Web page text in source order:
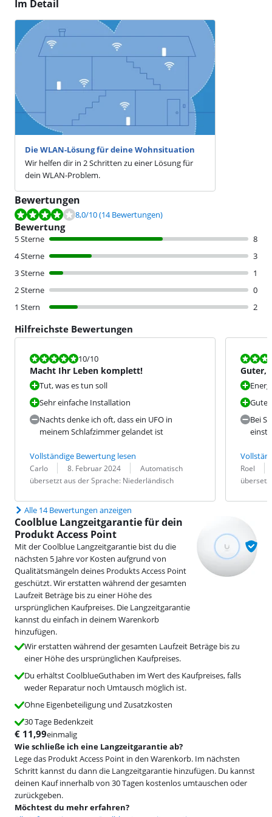
Im Detail
Die WLAN-Lösung für deine Wohnsituation
Wir helfen dir in 2 Schritten zu einer Lösung für
dein WLAN-Problem.
Bewertungen
Bewertet mit 8,0 von 10, basierend auf 14 Bewertungen.
8,0/10(14 Bewertungen)
Bewertung
5 Sterne
8
4 Sterne
3
3 Sterne
1
2 Sterne
0
1 Stern
2
Hilfreichste Bewertungen
Bewertet mit 10 von 10.
10/10
Macht Ihr Leben komplett!
Tut, was es tun soll
Sehr einfache Installation
Nachts denke ich oft, dass ein UFO in
meinem Schlafzimmer gelandet ist
Vollständige Bewertung lesen
Bewertung von:
Carlo
Datum: 8. Februar 2024
Übersetzung:
Automatisch
übersetzt aus der Sprache: Niederländisch
Bewertet
Guter,
Gute
Bei
Bewertung
Roel
Datum:
Alle 14 Bewertungen anzeigen
Coolblue Langzeitgarantie für dein
Produkt Access Point
Mit der Coolblue Langzeitgarantie bist du die
nächsten 5 Jahre vor Kosten aufgrund von
Qualitätsmängeln deines Produkts Access Point
geschützt. Wir erstatten während der gesamten
Laufzeit Beträge bis zu einer Höhe des
ursprünglichen Kaufpreises. Die Langzeitgarantie
kannst du einfach in deinem Warenkorb
hinzufügen.
Wir erstatten während der gesamten Laufzeit Beträge bis zu
einer Höhe des ursprünglichen Kaufpreises.
Du erhältst CoolblueGuthaben im Wert des Kaufpreises, falls
weder Reparatur noch Umtausch möglich ist.
Ohne Eigenbeteiligung und Zusatzkosten
30 Tage Bedenkzeit
€ 11,99einmalig
Wie schließe ich eine Langzeitgarantie ab?
Lege das Produkt Access Point in den Warenkorb. Im nächsten
Schritt kannst du dann die Langzeitgarantie hinzufügen. Du kannst
deinen Kauf innerhalb von 30 Tagen kostenlos umtauschen oder
zurückgeben.
Möchtest du mehr erfahren?